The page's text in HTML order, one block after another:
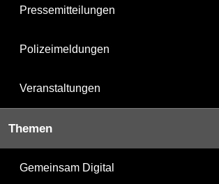
Pressemitteilungen
Polizeimeldungen
Veranstaltungen
Themen
Gemeinsam Digital